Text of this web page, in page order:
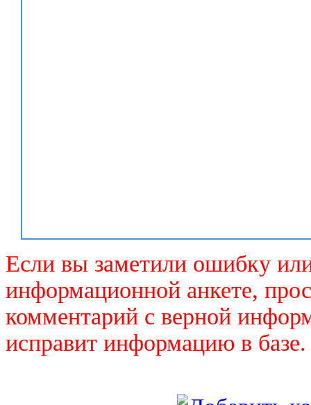
Если вы заметили ошибку
информационной анкете,
комментарий с верной
исправит информацию в базе.